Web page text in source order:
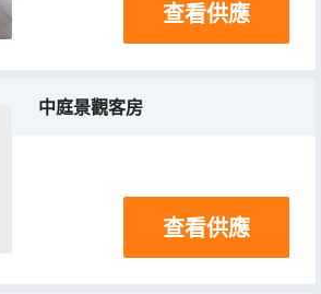
查看供應
中庭景觀客房
查看供應